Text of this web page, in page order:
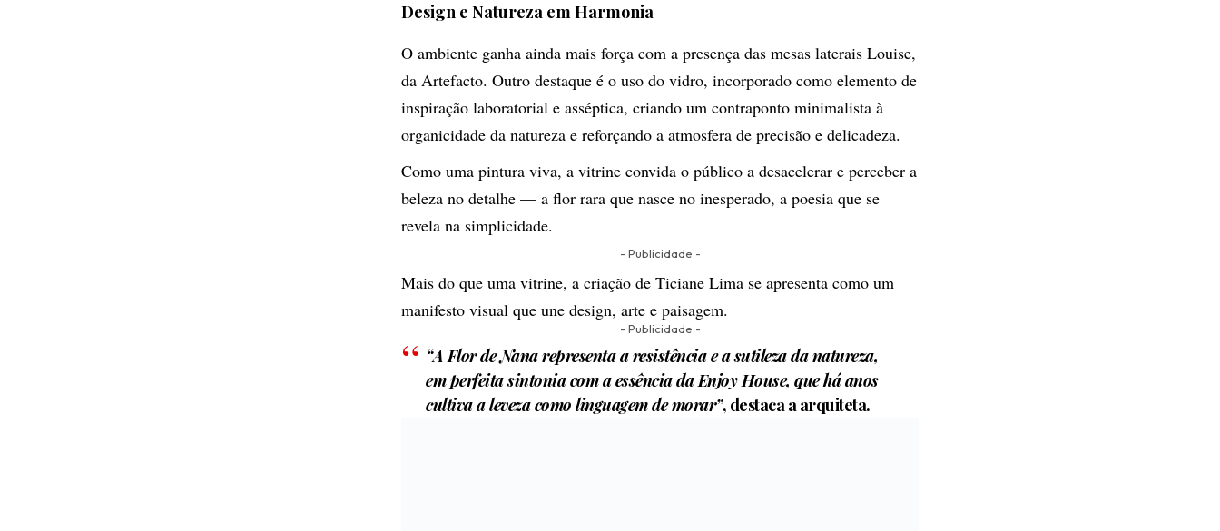
Design e Natureza em Harmonia
O ambiente ganha ainda mais força com a presença das mesas laterais Louise,
da Artefacto. Outro destaque é o uso do vidro, incorporado como elemento de
inspiração laboratorial e asséptica, criando um contraponto minimalista à
organicidade da natureza e reforçando a atmosfera de precisão e delicadeza.
Como uma pintura viva, a vitrine convida o público a desacelerar e perceber a
beleza no detalhe — a flor rara que nasce no inesperado, a poesia que se
revela na simplicidade.
- Publicidade -
Mais do que uma vitrine, a criação de Ticiane Lima se apresenta como um
manifesto visual que une design, arte e paisagem.
- Publicidade -
“A Flor de Nana representa a resistência e a sutileza da natureza,
em perfeita sintonia com a essência da Enjoy House, que há anos
cultiva a leveza como linguagem de morar”, destaca a arquiteta.